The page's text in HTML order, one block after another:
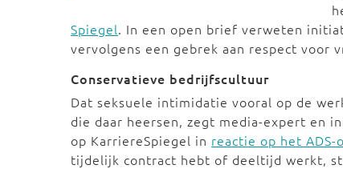
Spiegel. In een open brief verweten
vervolgens een gebrek aan respect voor
Conservatieve bedrijfscultuur
Dat seksuele intimidatie vooral op de
die daar heersen, zegt media-expert en
op KarriereSpiegel in reactie op het ADS-
tijdelijk contract hebt of deeltijd werkt,